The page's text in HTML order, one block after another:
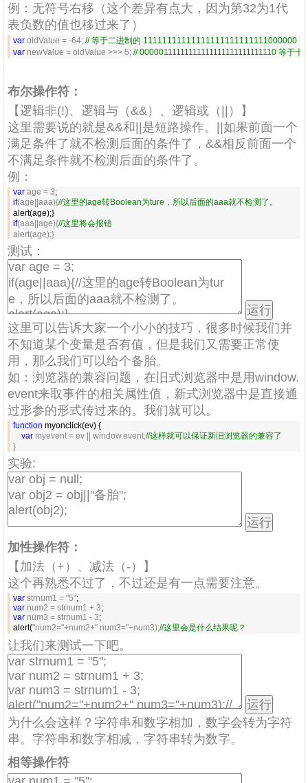
例：无符号右移（这个差异有点大，因为第32为1代
表负数的值也移过来了）
var oldValue = -64; // 等于二进制的 11111111111111111111111111000000
var newValue = oldValue >>> 5; // 00000111111111111111111111111110 等于
布尔操作符：
【逻辑非(!)、逻辑与（&&）、逻辑或（||）】
这里需要说的就是&&和||是短路操作。||如果前面一个
满足条件了就不检测后面的条件了，&&相反前面一个
不满足条件就不检测后面的条件了。
例：
var age = 3
if(age||aaa){//这里的age转Boolean为ture，所以后面的aaa就不检测了。
if(aaa||age){//这里将会报错
alert(age);}
测试：
这里可以告诉大家一个小小的技巧，很多时候我们并
不知道某个变量是否有值，但是我们又需要正常使
用，那么我们可以给个备胎。
如：浏览器的兼容问题，在旧式浏览器中是用window.
event来取事件的相关属性值，新式浏览器中是直接通
过形参的形式传过来的。我们就可以。
function myonclick(ev) {
var myevent = ev || window.event;//这样就可以保证新旧浏览器的兼容了
}
实验:
加性操作符 ：
【加法（+）、减法（-）】
这个再熟悉不过了，不过还是有一点需要注意。
var strnum1 = "5"
var num2 = strnum1 + 3
var num3 = strnum1 - 3;
alert("num2="+num2+" num3="+num3);//这里会是什么结果呢？
让我们来测试一下吧。
为什么会这样？字符串和数字相加，数字会转为字符
串。字符串和数字相减，字符串转为数字。
相等操作符